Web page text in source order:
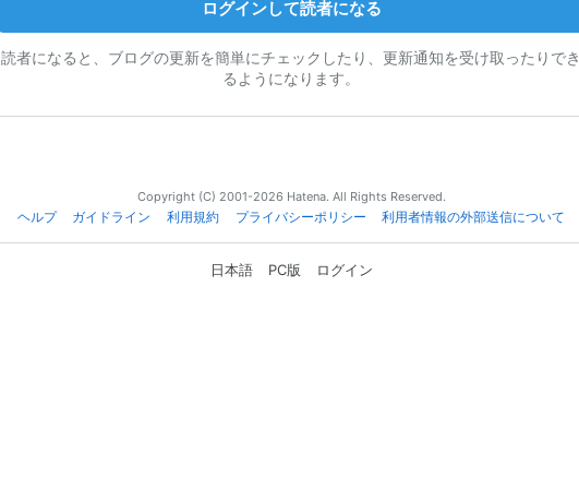
ログインして読者になる
読者になると、ブログの更新を簡単にチェックしたり、更新通知を受け取ったりでき
るようになります。
Copyright (C) 2001-2026 Hatena. All Rights Reserved.
ヘルプ
ガイドライン 利用規約 プライバシーポリシー 利用者情報の外部送信について
日本語 PC版 ログイン